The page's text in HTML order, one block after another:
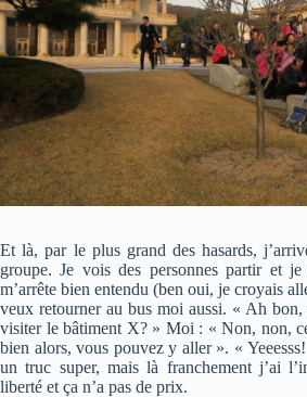
Et là, par le plus grand des hasards,
groupe. Je vois des personnes partir et
m’arrête bien entendu (ben oui, je croyais
veux retourner au bus moi aussi. « Ah bon,
visiter le bâtiment X? » Moi : « Non, non,
bien alors, vous pouvez y aller ». «
un truc super, mais là franchement j’ai
liberté et ça n’a pas de prix.